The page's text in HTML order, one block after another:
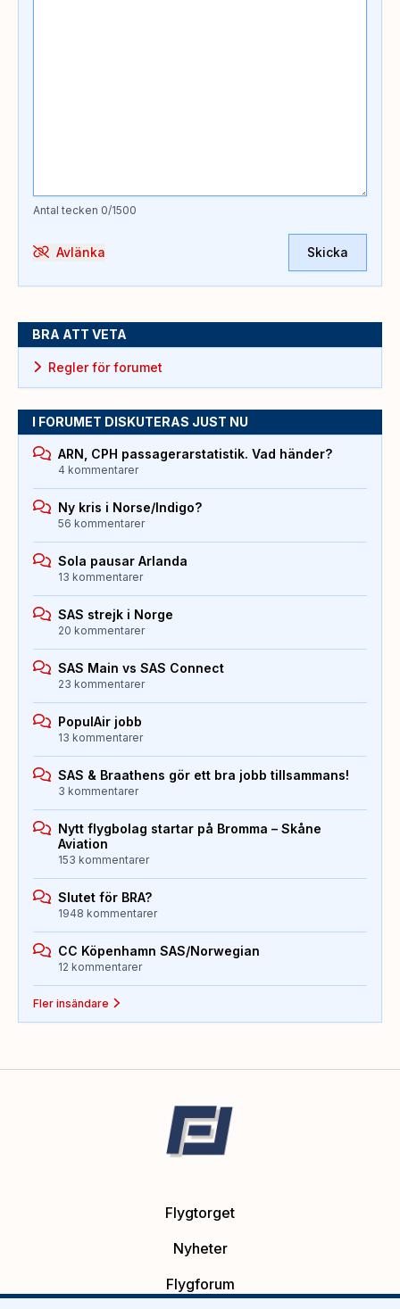
Antal tecken 0/1500
Avlänka Skicka
BRA ATT VETA
Regler för forumet
I FORUMET DISKUTERAS JUST NU
ARN, CPH passagerarstatistik. Vad händer?
4 kommentarer
Ny kris i Norse/Indigo?
56 kommentarer
Sola pausar Arlanda
13 kommentarer
SAS strejk i Norge
20 kommentarer
SAS Main vs SAS Connect
23 kommentarer
PopulAir jobb
13 kommentarer
SAS & Braathens gör ett bra jobb tillsammans!
3 kommentarer
Nytt flygbolag startar på Bromma – Skåne
Aviation
153 kommentarer
Slutet för BRA?
1948 kommentarer
CC Köpenhamn SAS/Norwegian
12 kommentarer
Fler insändare
Flygtorget
Nyheter
Flygforum